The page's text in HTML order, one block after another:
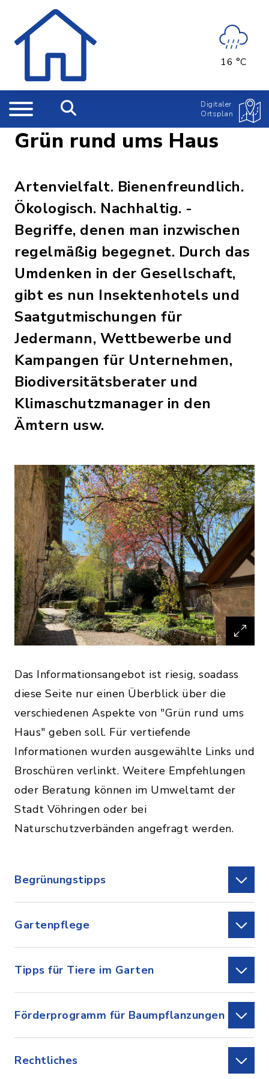
16 °C
Digitaler
Ortsplan
Grün rund ums Haus
Artenvielfalt. Bienenfreundlich.
Ökologisch. Nachhaltig. -
Begriffe, denen man inzwischen
regelmäßig begegnet. Durch das
Umdenken in der Gesellschaft,
gibt es nun Insektenhotels und
Saatgutmischungen für
Jedermann, Wettbewerbe und
Kampangen für Unternehmen,
Biodiversitätsberater und
Klimaschutzmanager in den
Ämtern usw.
Das Informationsangebot ist riesig, soadass
diese Seite nur einen Überblick über die
verschiedenen Aspekte von "Grün rund ums
Haus" geben soll. Für vertiefende
Informationen wurden ausgewählte Links und
Broschüren verlinkt. Weitere Empfehlungen
oder Beratung können im Umweltamt der
Stadt Vöhringen oder bei
Naturschutzverbänden angefragt werden.
Begrünungstipps
Gartenpflege
Tipps für Tiere im Garten
Förderprogramm für Baumpflanzungen
Rechtliches